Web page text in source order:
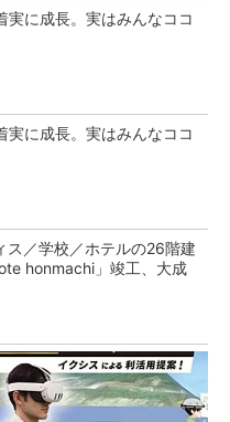
実に成長。実はみんなココ
実に成長。実はみんなココ
ス／学校／ホテルの26階建
honmachi」竣工、大成